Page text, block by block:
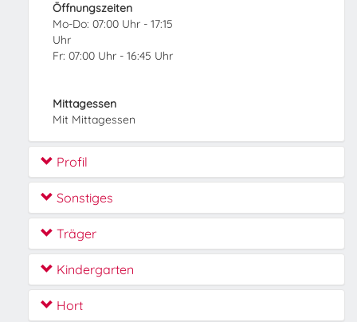
Öffnungszeiten
Mo-Do: 07:00 Uhr - 17:15
Uhr
Fr: 07:00 Uhr - 16:45 Uhr
Mittagessen
Mit Mittagessen
Profil
Sonstiges
Träger
Kindergarten
Hort